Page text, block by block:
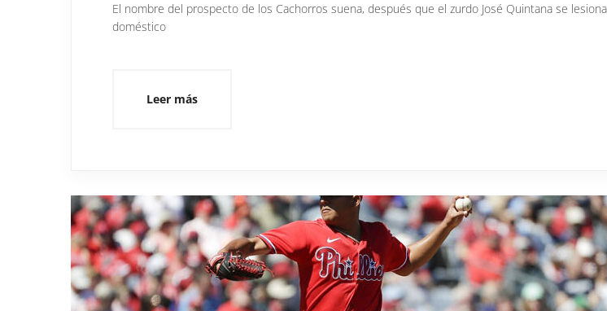
El nombre del prospecto de los Cachorros suena, después que el zurdo José Quintana se
doméstico
Leer más